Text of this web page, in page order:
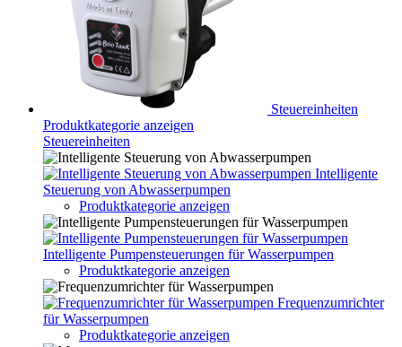
Steuereinheiten
Produktkategorie anzeigen
Steuereinheiten
Intelligente
Steuerung von Abwasserpumpen
Produktkategorie anzeigen
Intelligente Pumpensteuerungen für Wasserpumpen
Produktkategorie anzeigen
Frequenzumrichter
für Wasserpumpen
Produktkategorie anzeigen